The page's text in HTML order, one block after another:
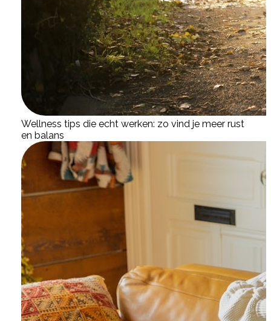
Wellness tips die echt werken: zo vind je meer rust
en balans